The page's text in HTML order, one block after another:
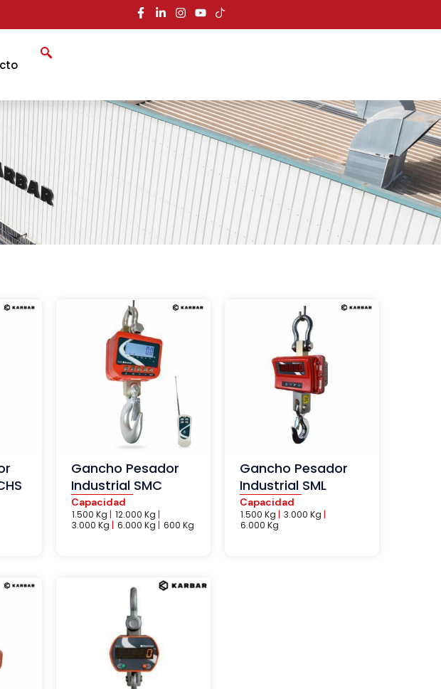
Gancho Pesador
Industrial SMC
Capacidad
1.500 Kg | 12.000 Kg |
3.000 Kg | 6.000 Kg | 600 Kg
Gancho Pesador
Industrial SML
Capacidad
1.500 Kg | 3.000 Kg |
6.000 Kg